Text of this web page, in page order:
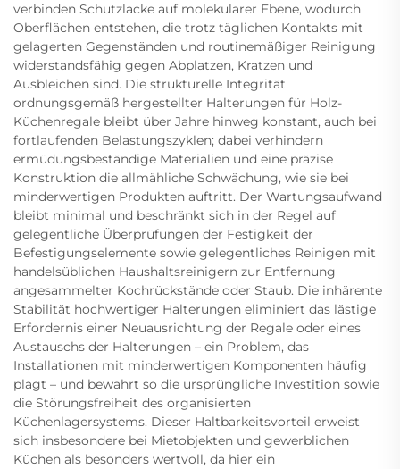
verbinden Schutzlacke auf molekularer Ebene, wodurch
Oberflächen entstehen, die trotz täglichen Kontakts mit
gelagerten Gegenständen und routinemäßiger Reinigung
widerstandsfähig gegen Abplatzen, Kratzen und
Ausbleichen sind. Die strukturelle Integrität
ordnungsgemäß hergestellter Halterungen für Holz-
Küchenregale bleibt über Jahre hinweg konstant, auch bei
fortlaufenden Belastungszyklen; dabei verhindern
ermüdungsbeständige Materialien und eine präzise
Konstruktion die allmähliche Schwächung, wie sie bei
minderwertigen Produkten auftritt. Der Wartungsaufwand
bleibt minimal und beschränkt sich in der Regel auf
gelegentliche Überprüfungen der Festigkeit der
Befestigungselemente sowie gelegentliches Reinigen mit
handelsüblichen Haushaltsreinigern zur Entfernung
angesammelter Kochrückstände oder Staub. Die inhärente
Stabilität hochwertiger Halterungen eliminiert das lästige
Erfordernis einer Neuausrichtung der Regale oder eines
Austauschs der Halterungen – ein Problem, das
Installationen mit minderwertigen Komponenten häufig
plagt – und bewahrt so die ursprüngliche Investition sowie
die Störungsfreiheit des organisierten
Küchenlagersystems. Dieser Haltbarkeitsvorteil erweist
sich insbesondere bei Mietobjekten und gewerblichen
Küchen als besonders wertvoll, da hier ein